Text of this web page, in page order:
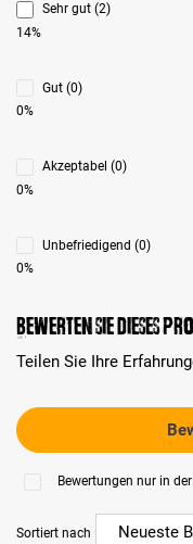
Sehr gut (2)
14%
Gut (0)
0%
Akzeptabel (0)
0%
Unbefriedigend (0)
0%
Bewerten Sie dieses
Teilen Sie Ihre
Bewertungen nur in
Sortiert nach